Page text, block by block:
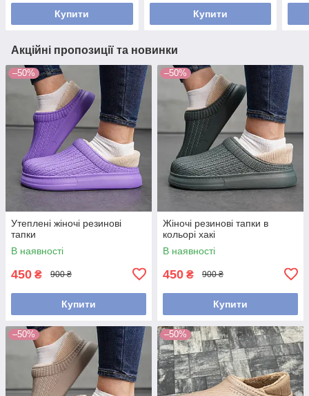
Купити Купити
Акційні пропозиції та новинки
–50%
Утеплені жіночі резинові
тапки
В наявності
450 ₴ 900 ₴
Купити
–50%
Жіночі резинові тапки в
кольорі хакі
В наявності
450 ₴ 900 ₴
Купити
–50% –50%